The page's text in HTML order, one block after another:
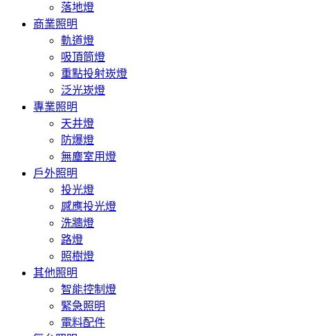
落地燈
商業照明
軌道燈
吸頂筒燈
重點投射崁燈
泛光崁燈
專業照明
天井燈
防爆燈
無塵室用燈
戶外照明
投光燈
感應投光燈
洗牆燈
路燈
照樹燈
其他照明
智能控制燈
緊急照明
電料配件